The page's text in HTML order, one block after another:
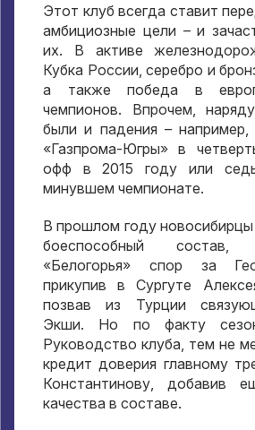
Этот клуб всегда ставит
амбициозные цели – и
их. В активе
Кубка России, серебро и
а также победа в
чемпионов. Впрочем,
были и падения –
«Газпрома-Югры» в
офф в 2015 году или
минувшем чемпионате.
В прошлом году новосибирцы
боеспособный
«Белогорья» спор за
прикупив в Сургуте
позвав из Турции
Экши. Но по факту
Руководство клуба, тем не
кредит доверия главному
Константинову, добавив
качества в составе.